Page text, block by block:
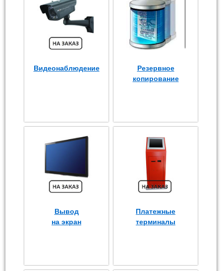
Видеонаблюдение
Резервное
копирование
Вывод
на экран
Платежные
терминалы